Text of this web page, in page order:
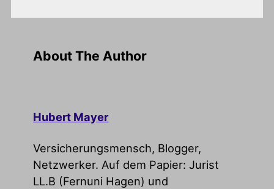
About The Author
Hubert Mayer
Versicherungsmensch, Blogger,
Netzwerker. Auf dem Papier: Jurist
LL.B (Fernuni Hagen) und